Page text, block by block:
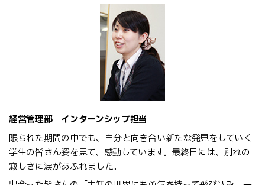
経営管理部 インターンシップ担当
限られた期間の中でも、自分と向き合い新たな発見をしていく
学生の皆さん姿を見て、感動しています。最終日には、別れの
寂しさに涙があふれました。